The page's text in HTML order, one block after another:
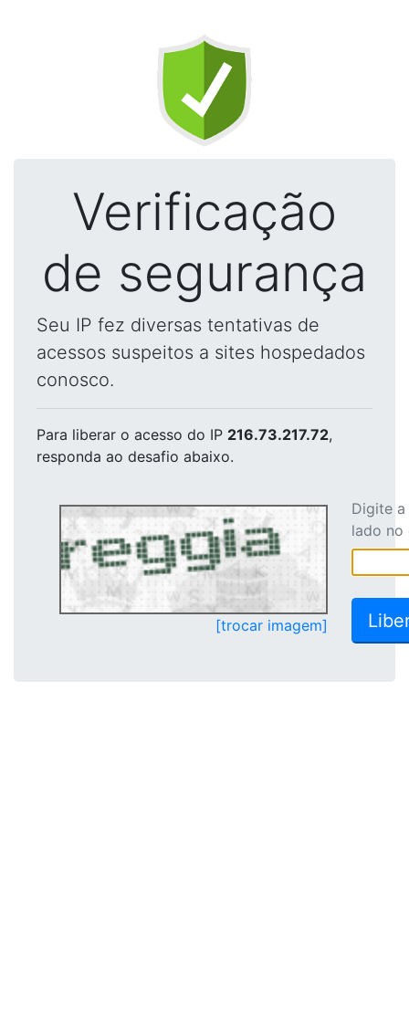
Verificação
de segurança
Seu IP fez diversas tentativas de
acessos suspeitos a sites hospedados
conosco.
Para liberar o acesso do IP 216.73.217.72,
responda ao desafio abaixo.
[trocar imagem]
Digite
lado no